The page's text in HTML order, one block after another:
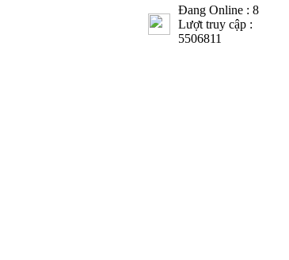
Đang Online : 8
Lượt truy cập :
5506811